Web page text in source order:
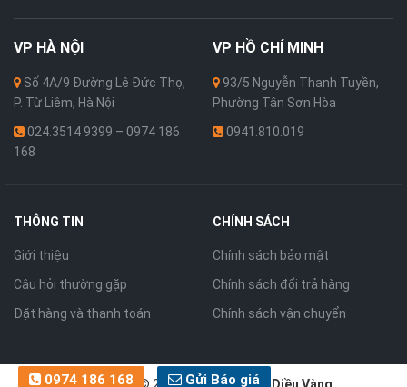
VP HÀ NỘI
Số 4A/9 Đường Lê Đức Thọ,
P. Từ Liêm, Hà Nội
024.3514 9399 – 0974 186
168
VP HỒ CHÍ MINH
93/5 Nguyễn Thanh Tuyền,
Phường Tân Sơn Hòa
0941.810.019
THÔNG TIN
Giới thiệu
Câu hỏi thường gặp
Đặt hàng và thanh toán
CHÍNH SÁCH
Chính sách bảo mật
Chính sách đổi trả hàng
Chính sách vận chuyển
Bản quyền © 2026 thuộc về Cánh Diều Vàng
0974 186 168 Gửi Báo giá